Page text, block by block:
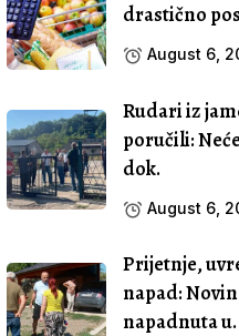
drastično
August 6,
Rudari iz
poručili:
dok.
August 6,
Prijetnje,
napad:
napadnuta u.